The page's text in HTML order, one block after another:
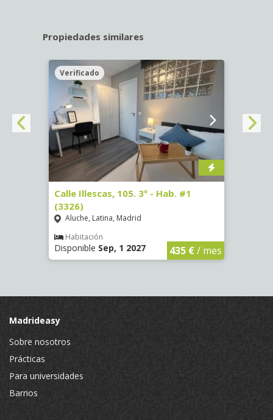
Propiedades similares
Verificado
Calle Illescas, 105. 3º - Hab. #1
(3326)
Aluche, Latina, Madrid
Habitación
Disponible Sep, 1 2027 435 €/ mes
Madrideasy
Sobre nosotros
Prácticas
Para universidades
Barrios